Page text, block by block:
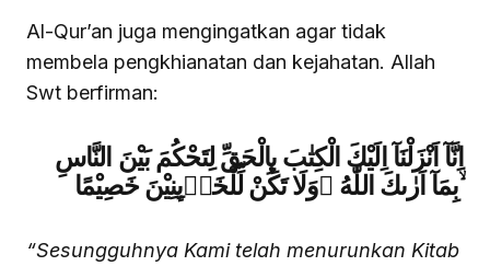
Al-Qur’an juga mengingatkan agar tidak
membela pengkhianatan dan kejahatan. Allah
Swt berfirman:
اِنَّآ اَنْزَلْنَآ اِلَيْكَ الْكِتٰبَ بِالْحَقِّ لِتَحْكُمَ بَيْنَ النَّاسِ
بِمَآ اَرٰىكَ اللّٰهُ ۗوَلَا تَكُنْ لِّلْخَاۤىِٕنِيْنَ خَصِيْمًا ۙ
“Sesungguhnya Kami telah menurunkan Kitab